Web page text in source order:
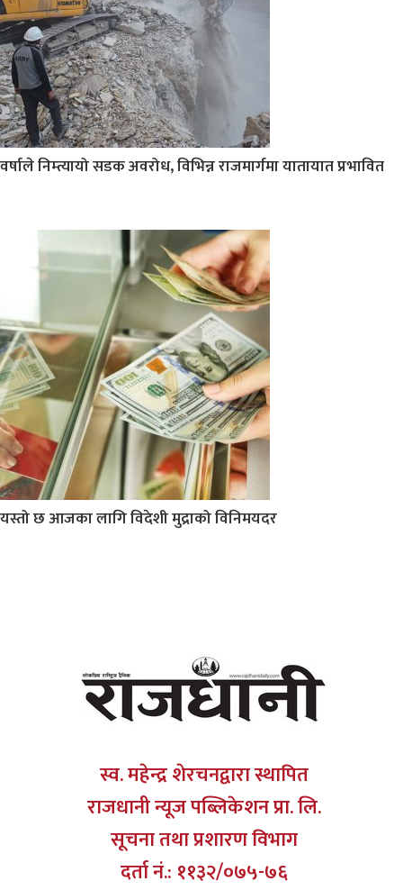
वर्षाले निम्त्यायो सडक अवरोध, विभिन्न राजमार्गमा यातायात प्रभावित
यस्तो छ आजका लागि विदेशी मुद्राको विनिमयदर
स्व. महेन्द्र शेरचनद्वारा स्थापित
राजधानी न्यूज पब्लिकेशन प्रा. लि.
सूचना तथा प्रशारण विभाग
दर्ता नं.: ११३२/०७५-७६